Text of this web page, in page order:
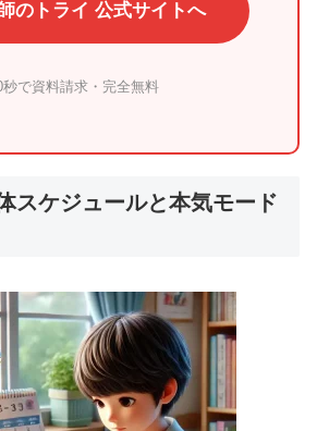
のトライ 公式サイトへ
秒で資料請求・完全無料
スケジュールと本気モード